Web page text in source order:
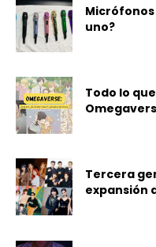
Micrófonos
uno?
Todo lo
Tercera
expansión